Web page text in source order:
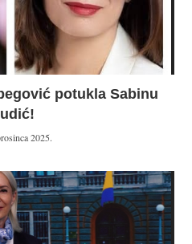
potukla Sabinu
2025.